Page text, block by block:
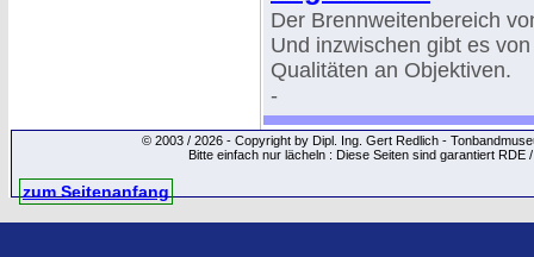
Der Brennweitenbereich
Und inzwischen gibt es
Qualitäten an Objektiven.
-
© 2003 / 2026 - Copyright by Dipl. Ing. Gert Redlich -
Bitte einfach nur lächeln : Diese Seiten sind garantiert
zum Seitenanfang